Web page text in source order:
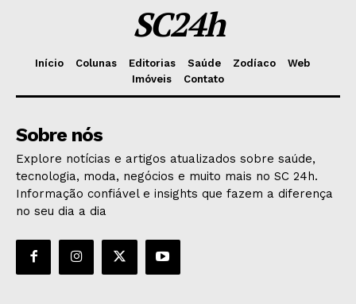
SC24h
Início Colunas Editorias Saúde Zodíaco
Web
Imóveis
Contato
Sobre nós
Explore notícias e artigos atualizados sobre saúde,
tecnologia, moda, negócios e muito mais no SC 24h.
Informação confiável e insights que fazem a diferença
no seu dia a dia